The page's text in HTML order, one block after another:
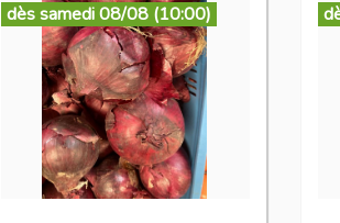
dès samedi 08/08 (10:00)